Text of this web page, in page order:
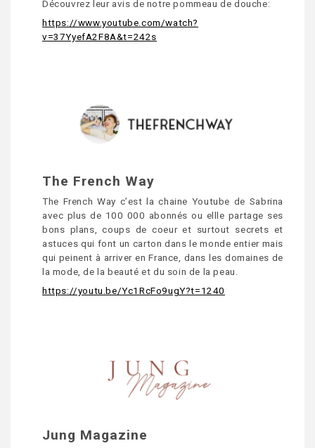
Découvrez leur avis de notre pommeau de douche:
https://www.youtube.com/watch?
v=37YyefA2F8A&t=242s
The French Way
The French Way c’est la chaine Youtube de Sabrina
avec plus de 100 000 abonnés ou ellle partage ses
bons plans, coups de coeur et surtout secrets et
astuces qui font un carton dans le monde entier mais
qui peinent à arriver en France, dans les domaines de
la mode, de la beauté et du soin de la peau.
https://youtu.be/Yc1RcFo9ugY?t=1240
Jung Magazine